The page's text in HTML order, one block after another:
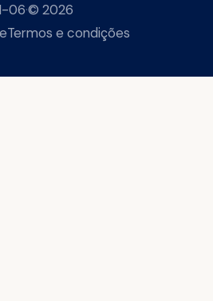
06·© 2026
Termos e condições